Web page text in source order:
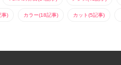
事) カラー(18記事) カット(5記事)